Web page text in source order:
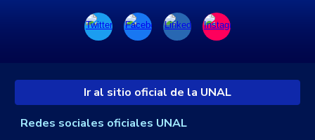
Ir al sitio oficial de la UNAL
Redes sociales oficiales UNAL